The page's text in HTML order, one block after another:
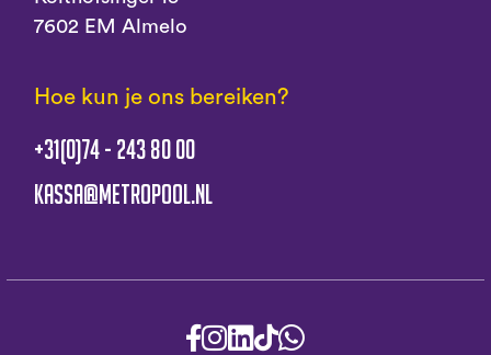
7602 EM Almelo
Hoe kun je ons bereiken?
+31(0)74 - 243 80 00
kassa@metropool.nl